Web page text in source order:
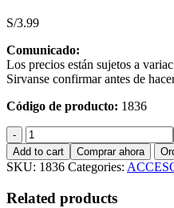
S/3.99
Comunicado:
Los precios están sujetos a
Sirvanse confirmar antes de
Código de producto: 1836
UNION
DESAGUE
4"
S/MARCA
quantity
Add to cart Comprar ahora
SKU: 1836 Categories:
Related products